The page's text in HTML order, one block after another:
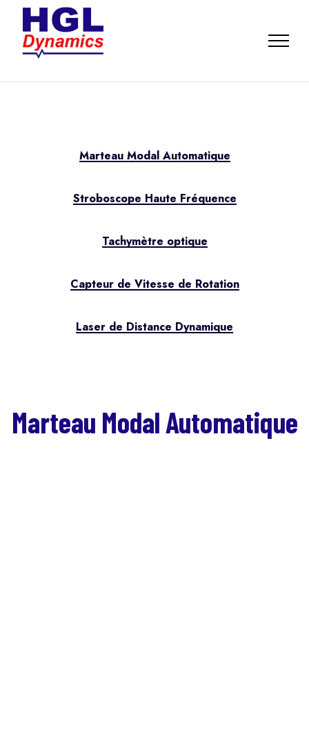
Marteau Modal Automatique
Stroboscope Haute Fréquence
Tachymètre optique
Capteur de Vitesse de Rotation
Laser de Distance Dynamique
Marteau Modal Automatique